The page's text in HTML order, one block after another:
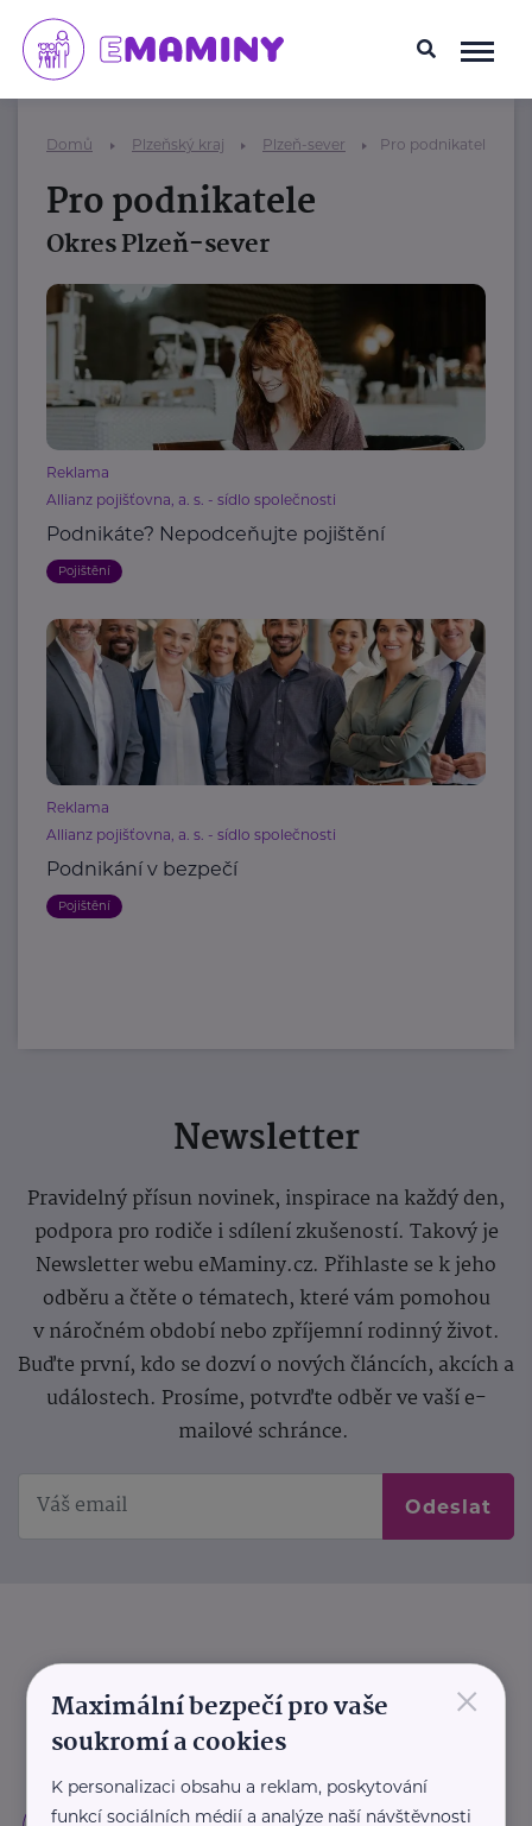
Domů Plzeňský kraj Plzeň-sever Pro podnikatele
Pro podnikatele
Okres Plzeň-sever
Reklama
Allianz pojišťovna, a. s. - sídlo společnosti
Podnikáte? Nepodceňujte pojištění
Pojištění
Reklama
Allianz pojišťovna, a. s. - sídlo společnosti
Podnikání v bezpečí
Pojištění
Newsletter
Pravidelný přísun novinek, inspirace na každý den,
podpora pro rodiče i sdílení zkušeností. Takový je
Newsletter webu eMaminy.cz. Přihlaste se k jeho
odběru a čtěte o tématech, které vám pomohou
v náročném období nebo zpříjemní rodinný život.
Buďte první, kdo se dozví o nových článcích, akcích a
událostech. Prosíme, potvrďte odběr ve vaší e-
mailové schránce.
Odeslat
×
Maximální bezpečí pro vaše
soukromí a cookies
K personalizaci obsahu a reklam, poskytování
funkcí sociálních médií a analýze naší návštěvnosti